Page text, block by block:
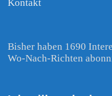
Kontakt
Bisher haben 1690
Wo-Nach-Richten